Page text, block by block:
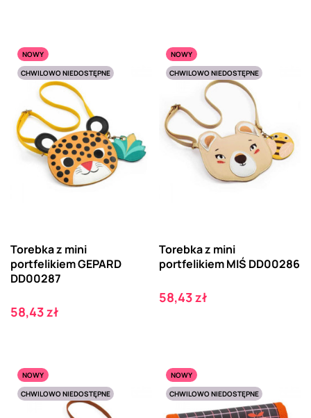
NOWY
CHWILOWO NIEDOSTĘPNE
Torebka z mini
portfelikiem GEPARD
DD00287
Cena
58,43 zł
NOWY
CHWILOWO NIEDOSTĘPNE
Torebka z mini
portfelikiem MIŚ DD00286
Cena
58,43 zł
NOWY
CHWILOWO NIEDOSTĘPNE
NOWY
CHWILOWO NIEDOSTĘPNE